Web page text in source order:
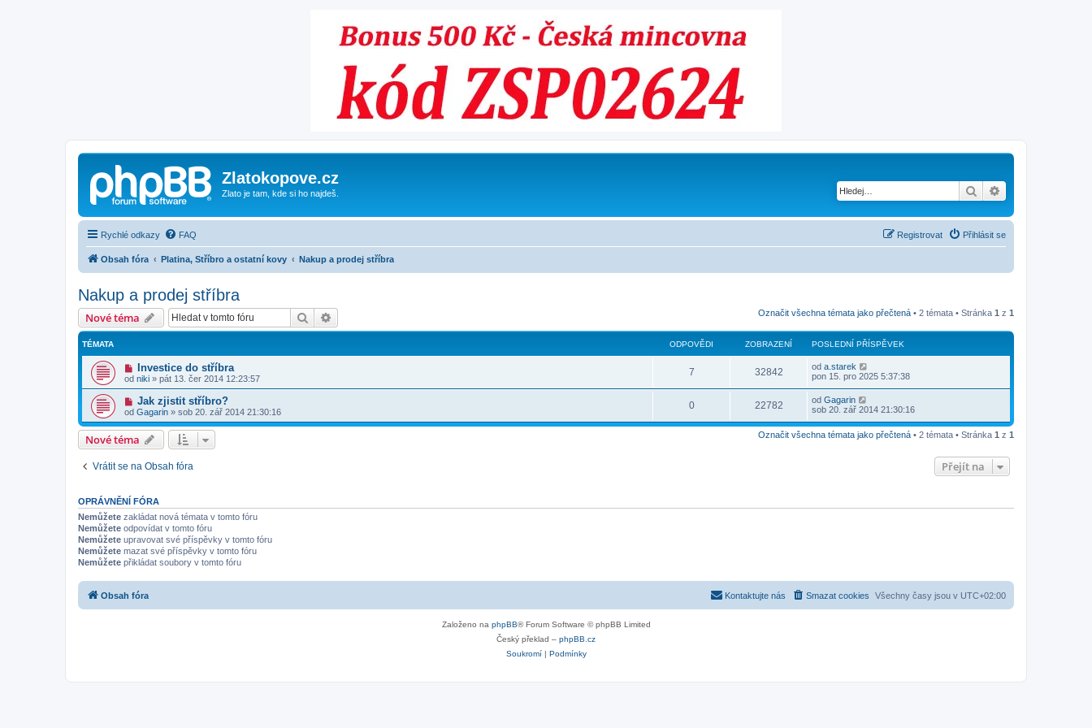
Zlatokopove.cz
Zlato je tam, kde si ho najdeš. Hledat
Rychlé odkazy FAQ Přihlásit se
Registrovat
Obsah fóra Platina, Stříbro a ostatní kovy Nakup a prodej stříbra
Nakup a prodej stříbra
Nové téma Hledat Označit všechna témata jako přečtená • 2 témata • Stránka 1 z 1
TÉMATA ODPOVĚDI ZOBRAZENÍ POSLEDNÍ PŘÍSPĚVEK
Investice do stříbra
od niki » pát 13. čer 2014 12:23:57
7 32842 od a.starek
pon 15. pro 2025 5:37:38
Jak zjistit stříbro?
od Gagarin » sob 20. zář 2014 21:30:16
0 22782 od Gagarin
sob 20. zář 2014 21:30:16
Nové téma Označit všechna témata jako přečtená • 2 témata • Stránka 1 z 1
Vrátit se na Obsah fóra Přejít na
OPRÁVNĚNÍ FÓRA
Nemůžete zakládat nová témata v tomto fóru
Nemůžete odpovídat v tomto fóru
Nemůžete upravovat své příspěvky v tomto fóru
Nemůžete mazat své příspěvky v tomto fóru
Nemůžete přikládat soubory v tomto fóru
Obsah fóra Všechny časy jsou v UTC+02:00
Smazat cookies
Kontaktujte nás
Založeno na phpBB® Forum Software © phpBB Limited
Český překlad – phpBB.cz
Soukromí| Podmínky